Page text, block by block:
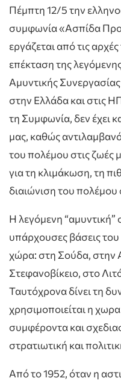
Πέμπτη 12/5 την
συμφωνία «Ασπίδα
εργάζεται από τις
επέκταση της
Αμυντικής
στην Ελλάδα και στις
τη Συμφωνία, δεν έχει
μας, καθώς
του πολέμου στις ζωές
για τη κλιμάκωση, τη
διαιώνιση του
Η λεγόμενη “αμυντική”
υπάρχουσες βάσεις
χώρα: στη Σούδα, στην
Στεφανοβίκειο, στο
Ταυτόχρονα δίνει τη
χρησιμοποιείται η
συμφέροντα και
στρατιωτική και
Από το 1952, όταν η